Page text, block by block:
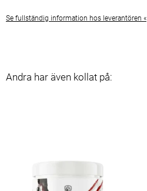
Se fullständig information hos leverantören «
Andra har även kollat på: